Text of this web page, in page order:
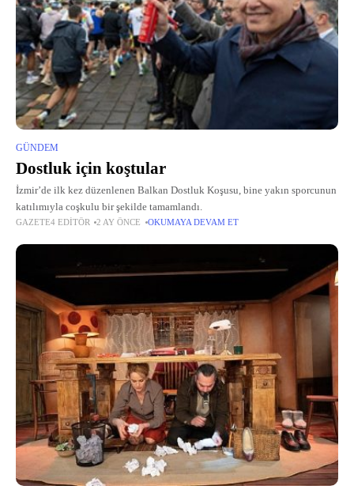
GÜNDEM
Dostluk için koştular
İzmir’de ilk kez düzenlenen Balkan Dostluk Koşusu, bine yakın sporcunun
katılımıyla coşkulu bir şekilde tamamlandı.
GAZETE4 EDITÖR 2 AY ÖNCE OKUMAYA DEVAM ET